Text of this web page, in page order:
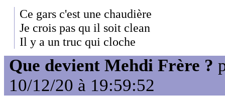
Ce gars c'est une chaudière
Je crois pas qu il soit clean
Il y a un truc qui cloche
Que devient Mehdi Frère ?
10/12/20 à 19:59:52